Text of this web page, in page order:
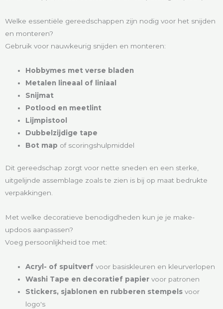
Welke essentiële gereedschappen zijn nodig voor het snijden
en monteren?
Gebruik voor nauwkeurig snijden en monteren:
Hobbymes met verse bladen
Metalen lineaal of liniaal
Snijmat
Potlood en meetlint
Lijmpistool
Dubbelzijdige tape
Bot map of scoringshulpmiddel
Dit gereedschap zorgt voor nette sneden en een sterke,
uitgelijnde assemblage zoals te zien is bij op maat bedrukte
verpakkingen.
Met welke decoratieve benodigdheden kun je je make-
updoos aanpassen?
Voeg persoonlijkheid toe met:
Acryl- of spuitverf voor basiskleuren en kleurverlopen
Washi Tape en decoratief papier voor patronen
Stickers, sjablonen en rubberen stempels voor
logo's